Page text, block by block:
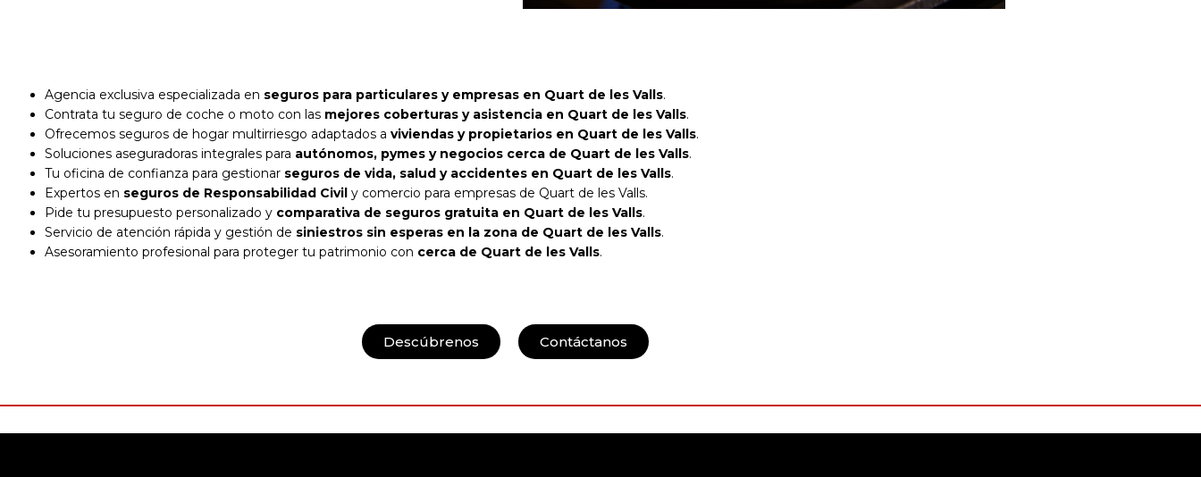
Agencia exclusiva especializada en seguros para particulares y empresas en Quart de les Valls.
Contrata tu seguro de coche o moto con las mejores coberturas y asistencia en Quart de les Valls.
Ofrecemos seguros de hogar multirriesgo adaptados a viviendas y propietarios en Quart de les Valls.
Soluciones aseguradoras integrales para autónomos, pymes y negocios cerca de Quart de les Valls.
Tu oficina de confianza para gestionar seguros de vida, salud y accidentes en Quart de les Valls.
Expertos en seguros de Responsabilidad Civil y comercio para empresas de Quart de les Valls.
Pide tu presupuesto personalizado y comparativa de seguros gratuita en Quart de les Valls.
Servicio de atención rápida y gestión de siniestros sin esperas en la zona de Quart de les Valls.
Asesoramiento profesional para proteger tu patrimonio con cerca de Quart de les Valls.
Descúbrenos Contáctanos